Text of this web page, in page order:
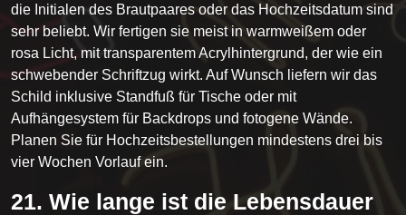
die Initialen des Brautpaares oder das Hochzeitsdatum sind
sehr beliebt. Wir fertigen sie meist in warmweißem oder
rosa Licht, mit transparentem Acrylhintergrund, der wie ein
schwebender Schriftzug wirkt. Auf Wunsch liefern wir das
Schild inklusive Standfuß für Tische oder mit
Aufhängesystem für Backdrops und fotogene Wände.
Planen Sie für Hochzeitsbestellungen mindestens drei bis
vier Wochen Vorlauf ein.
21. Wie lange ist die Lebensdauer